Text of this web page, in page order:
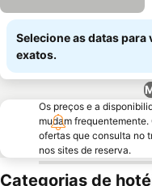
Selecione as datas para
exatos.
Os preços e a
mudam
ofertas que consulta no
nos sites de reserva.
Categorias de